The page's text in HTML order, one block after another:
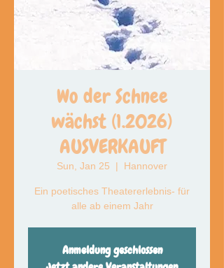
Wo der Schnee
wächst (1.2026)
AUSVERKAUFT
Sun, Jan 25
  |
Hannover
Ein poetisches Theatererlebnis- für
alle ab einem Jahr
Anmeldung geschlossen